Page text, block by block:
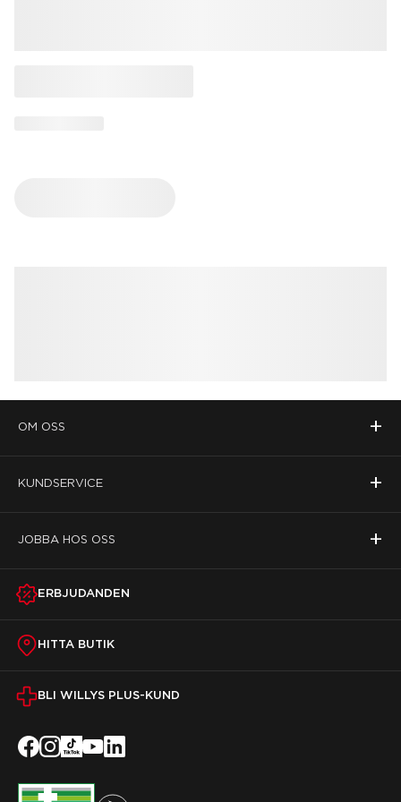
OM OSS +
KUNDSERVICE +
JOBBA HOS OSS +
ERBJUDANDEN
HITTA BUTIK
BLI WILLYS PLUS-KUND